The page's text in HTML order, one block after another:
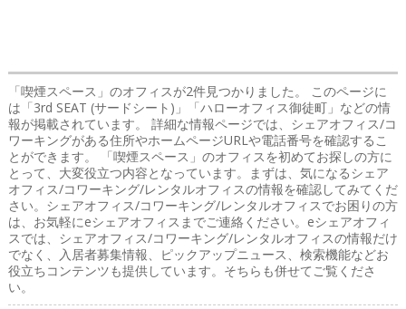
「喫煙スペース」のオフィスが2件見つかりました。 このページに
は「3rd SEAT (サードシート)」「ハローオフィス御徒町」などの情
報が掲載されています。 詳細な情報ページでは、シェアオフィス/コ
ワーキングがある住所やホームページURLや電話番号を確認するこ
とができます。 「喫煙スペース」のオフィスを初めてお探しの方に
とって、大変役立つ内容となっています。まずは、気になるシェア
オフィス/コワーキング/レンタルオフィスの情報を確認してみてくだ
さい。シェアオフィス/コワーキング/レンタルオフィスでお困りの方
は、お気軽にeシェアオフィスまでご連絡ください。eシェアオフィ
スでは、シェアオフィス/コワーキング/レンタルオフィスの情報だけ
でなく、入居者募集情報、ピックアップニュース、検索機能などお
役立ちコンテンツも提供しています。そちらも併せてご覧くださ
い。